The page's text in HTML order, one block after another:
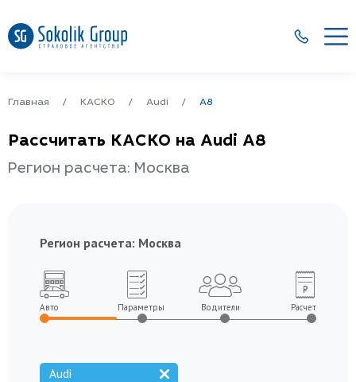
Главная КАСКО Audi A8
Рассчитать КАСКО на Audi A8
Регион расчета: Москва
Регион расчета: Москва
Авто Параметры Водители Расчет
Audi